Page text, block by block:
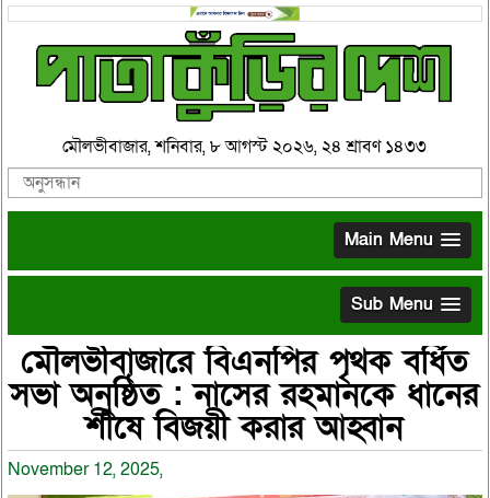
মৌলভীবাজার, শনিবার, ৮ আগস্ট ২০২৬, ২৪ শ্রাবণ ১৪৩৩
Main Menu
Sub Menu
মৌলভীবাজারে বিএনপির পৃথক বর্ধিত
সভা অনুষ্ঠিত : নাসের রহমানকে ধানের
শীষে বিজয়ী করার আহ্বান
November 12, 2025,